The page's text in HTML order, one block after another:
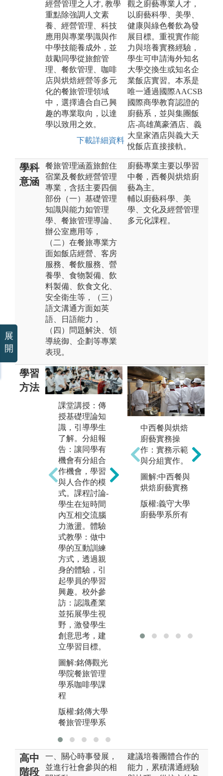
經營管理之人才, 教學
重點除強調人文素
養、經營管理、科技
應用與專業學識與作
中學技能養成外，並
鼓勵同學從旅館管
理、餐飲管理、咖啡
店與烘焙經營等多元
化的餐旅管理領域
中，選擇適合自己興
趣的專業取向，以達
學以致用之效。
下載詳細資料
觀之廚藝專業人才，
以廚藝科學、美學、
健康與綠色餐飲為發
展目標。重視實作能
力與培養實務經驗，
學生可申請海外知名
大學交換生或知名企
業飯店實習。本系是
唯一通過國際AACSB
國際商學教育認證的
廚藝系，並與集團飯
店-高雄萬豪酒店、義
大皇家酒店與義大天
悅飯店直接接軌。
學科
意涵
餐旅管理涵蓋旅館住
宿業及餐飲經營管理
專業，含括主要四個
部份（一）基礎管理
知識與能力如管理
學、餐旅管理導論、
辦公室應用等，
（二）在餐旅專業方
面如飯店經營、客房
服務、餐飲服務、營
養學、食物製備、飲
料製備、飲食文化、
安全衛生等，（三）
語文溝通方面如英
語、日語能力，
（四）問題解決、領
導統御、企劃等專業
表現。
廚藝專業主要以學習
中餐，西餐與烘焙廚
藝為主。
輔以廚藝科學、美
學、文化及經營管理
多元化課程。
學習
方法
課堂講授：傳
授基礎理論知
識，引導學生
了解。分組報
告：讓同學有
機會有分組合
作機會，學習
與人合作的模
式。課程討論-
學生在短時間
內互相交流腦
力激盪。體驗
式教學：做中
學的互動訓練
方式，透過親
身的體驗，引
起學員的學習
興趣。校外參
訪：認識產業
並拓展學生視
野，激發學生
創意思考，建
立學習目標。
圖解:銘傳觀光
學院餐旅管理
學系咖啡學課
程
版權:銘傳大學
餐旅管理學系
參與校內外相
關競賽成果(例
如語文、運
動、音樂、科
學展覽等學術
版權:銘傳大學
中西餐與烘焙
廚藝實務操
作：實務示範
與分組實作。
圖解:中西餐與
烘焙廚藝實務
版權:義守大學
廚藝學系所有
高中
階段
一、關心時事發展，
並進行社會參與的相
建議培養團體合作的
能力，累積溝通經驗
展
開